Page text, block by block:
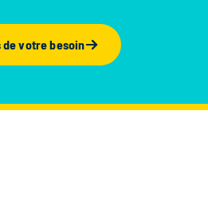
de votre besoin